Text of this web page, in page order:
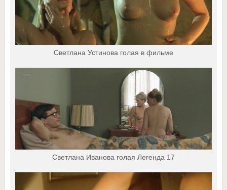
Светлана Устинова голая в фильме
Светлана Иванова голая Легенда 17